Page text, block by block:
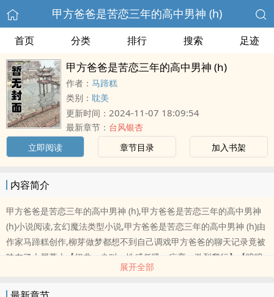
甲方爸爸是苦恋三年的高中男神 (h)
首页 分类 排行 搜索 足迹
甲方爸爸是苦恋三年的高中男神 (h)
作者： 马蹄糕
类别： 耽美
更新时间： 2024-11-07 18:09:54
最新章节： 台风银杏
立即阅读
章节目录 加入书架
内容简介
甲方爸爸是苦恋三年的高中男神 (h),甲方爸爸是苦恋三年的高中男神
(h)小说阅读,玄幻魔法类型小说,甲方爸爸是苦恋三年的高中男神 (h)由
作家马蹄糕创作,柳芽做梦都想不到自己调戏甲方爸爸的聊天记录竟被
映在了大屏幕上【扭曲，尖叫，性感低吼，痉挛，激烈爬行】【呜呜
呜，我在电梯口见到了甲方爸爸，啊啊啊，好绝！！！】【信女愿和
周总永坠爱河，但求菩萨成全】会议室全场哄笑当事人某芽：呃，这
展开全部